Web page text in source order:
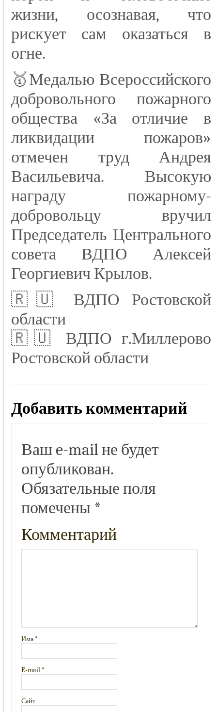
жизни, осознавая, что
рискует сам оказаться в
огне.
🥇Медалью Всероссийского
добровольного пожарного
общества «За отличие в
ликвидации пожаров»
отмечен труд Андрея
Васильевича. Высокую
награду пожарному-
добровольцу вручил
Председатель Центрального
совета ВДПО Алексей
Георгиевич Крылов.
🇷🇺 ВДПО Ростовской
области
🇷🇺 ВДПО г.Миллерово
Ростовской области
Добавить комментарий
Ваш e-mail не будет
опубликован.
Обязательные поля
помечены *
Комментарий
Имя *
E-mail *
Сайт